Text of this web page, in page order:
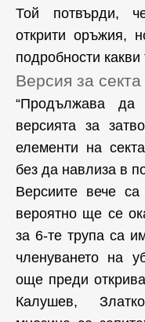
Той потвърди,
открити оръжия,
подробности какви
Версия за секта
“Продължава
версията за
елементи на
без да навлиза в
Версиите вече
вероятно ще се
за 6-те трупа са
членуването на
още преди
Калушев,